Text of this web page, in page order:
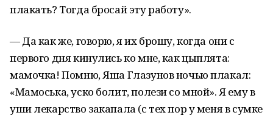
плакать? Тогда бросай эту работу».
— Да как же, говорю, я их брошу, когда они с
первого дня кинулись ко мне, как цыплята:
мамочка! Помню, Яша Глазунов ночью плакал:
«Мамоська, уско болит, полези со мной». Я ему в
уши лекарство закапала (с тех пор у меня в сумке